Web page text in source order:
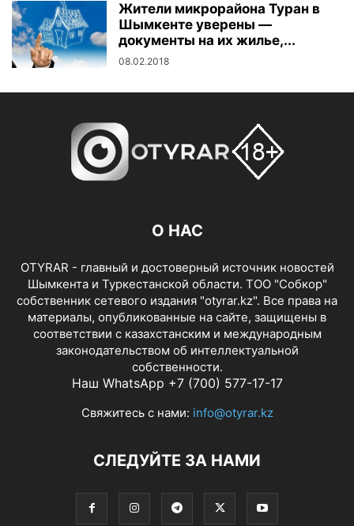
Жители микрорайона Туран в
Шымкенте уверены —
документы на их жилье,...
08.02.2018
О НАС
OTYRAR - главный и достоверный источник новостей
Шымкента и Туркестанской области. ТОО "Собкор"
собственник сетевого издания "otyrar.kz". Все права на
материалы, опубликованные на сайте, защищены в
соответствии с казахстанским и международным
законодательством об интеллектуальной
собственности.
Наш WhatsApp +7 (700) 577-17-17
Свяжитесь с нами: info@otyrar.kz
СЛЕДУЙТЕ ЗА НАМИ